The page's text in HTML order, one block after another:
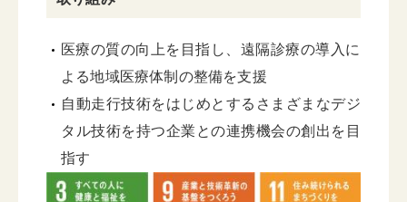
医療の質の向上を目指し、遠隔診療の導入に
よる地域医療体制の整備を支援
自動走行技術をはじめとするさまざまなデジ
タル技術を持つ企業との連携機会の創出を目
指す